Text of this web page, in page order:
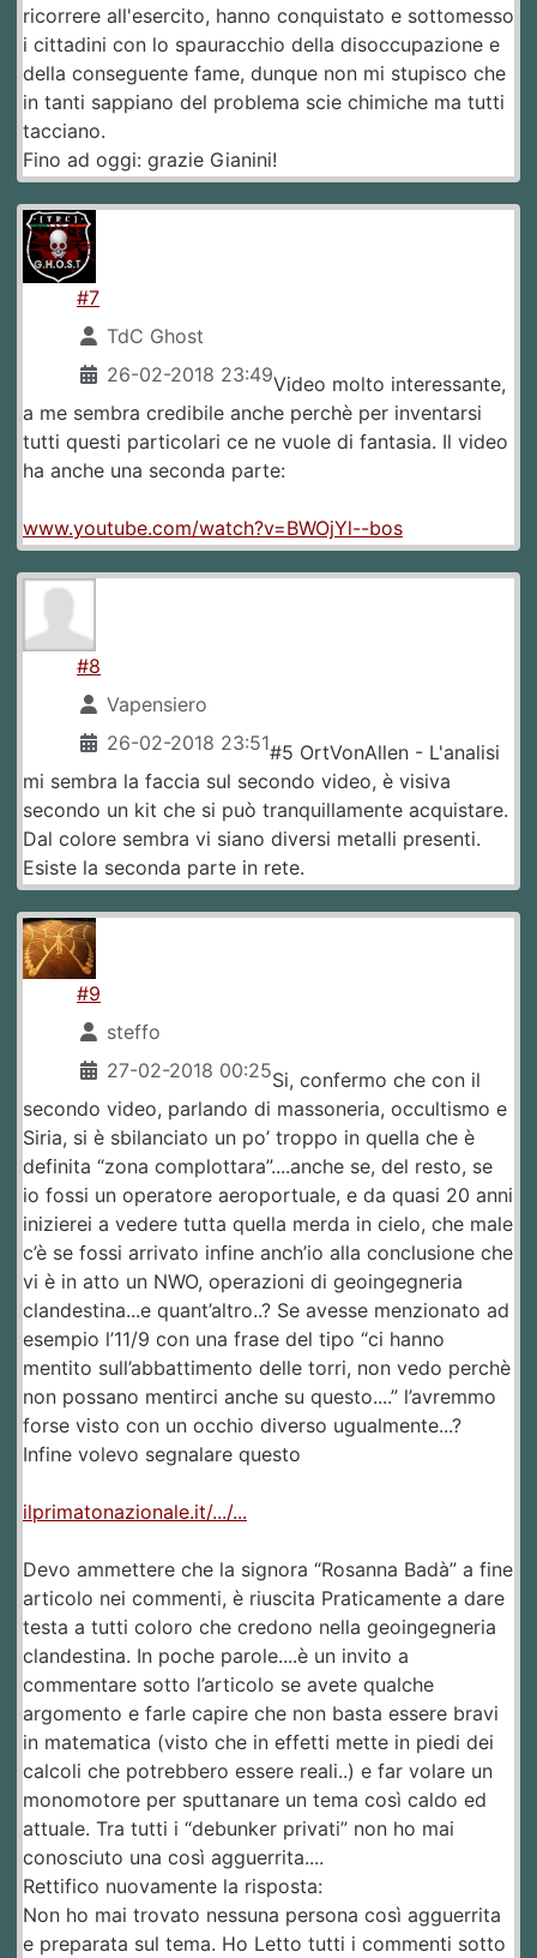
ricorrere all'esercito, hanno conquistato e sottomesso
i cittadini con lo spauracchio della disoccupazione e
della conseguente fame, dunque non mi stupisco che
in tanti sappiano del problema scie chimiche ma tutti
tacciano.
Fino ad oggi: grazie Gianini!
#7
TdC Ghost
26-02-2018 23:49Video molto interessante,
a me sembra credibile anche perchè per inventarsi
tutti questi particolari ce ne vuole di fantasia. Il video
ha anche una seconda parte:
www.youtube.com/watch?v=BWOjYl--bos
#8
Vapensiero
26-02-2018 23:51#5 OrtVonAllen - L'analisi
mi sembra la faccia sul secondo video, è visiva
secondo un kit che si può tranquillamente acquistare.
Dal colore sembra vi siano diversi metalli presenti.
Esiste la seconda parte in rete.
#9
steffo
27-02-2018 00:25Si, confermo che con il
secondo video, parlando di massoneria, occultismo e
Siria, si è sbilanciato un po’ troppo in quella che è
definita “zona complottara”....anche se, del resto, se
io fossi un operatore aeroportuale, e da quasi 20 anni
inizierei a vedere tutta quella merda in cielo, che male
c’è se fossi arrivato infine anch’io alla conclusione che
vi è in atto un NWO, operazioni di geoingegneria
clandestina...e quant’altro..? Se avesse menzionato ad
esempio l’11/9 con una frase del tipo “ci hanno
mentito sull’abbattimento delle torri, non vedo perchè
non possano mentirci anche su questo....” l’avremmo
forse visto con un occhio diverso ugualmente...?
Infine volevo segnalare questo
ilprimatonazionale.it/.../...
Devo ammettere che la signora “Rosanna Badà” a fine
articolo nei commenti, è riuscita Praticamente a dare
testa a tutti coloro che credono nella geoingegneria
clandestina. In poche parole....è un invito a
commentare sotto l’articolo se avete qualche
argomento e farle capire che non basta essere bravi
in matematica (visto che in effetti mette in piedi dei
calcoli che potrebbero essere reali..) e far volare un
monomotore per sputtanare un tema così caldo ed
attuale. Tra tutti i “debunker privati” non ho mai
conosciuto una così agguerrita....
Rettifico nuovamente la risposta:
Non ho mai trovato nessuna persona così agguerrita
e preparata sul tema. Ho Letto tutti i commenti sotto